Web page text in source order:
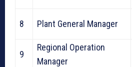
8 Plant General Manager
9
Regional Operation
Manager